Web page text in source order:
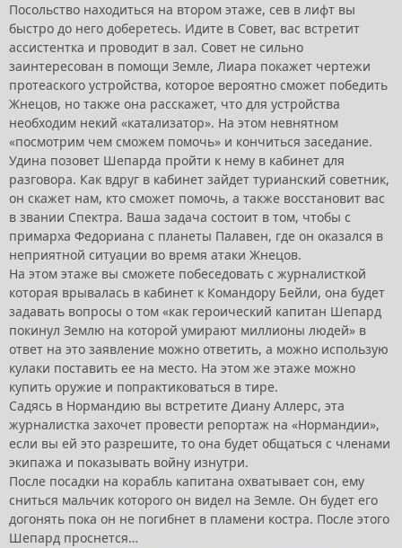
Посольство находиться на втором этаже, сев в лифт вы
быстро до него доберетесь. Идите в Совет, вас встретит
ассистентка и проводит в зал. Совет не сильно
заинтересован в помощи Земле, Лиара покажет чертежи
протеаского устройства, которое вероятно сможет победить
Жнецов, но также она расскажет, что для устройства
необходим некий «катализатор». На этом невнятном
«посмотрим чем сможем помочь» и кончиться заседание.
Удина позовет Шепарда пройти к нему в кабинет для
разговора. Как вдруг в кабинет зайдет турианский советник,
он скажет нам, кто сможет помочь, а также восстановит вас
в звании Спектра. Ваша задача состоит в том, чтобы с
примарха Федориана с планеты Палавен, где он оказался в
неприятной ситуации во время атаки Жнецов.
На этом этаже вы сможете побеседовать с журналисткой
которая врывалась в кабинет к Командору Бейли, она будет
задавать вопросы о том «как героический капитан Шепард
покинул Землю на которой умирают миллионы людей» в
ответ на это заявление можно ответить, а можно использую
кулаки поставить ее на место. На этом же этаже можно
купить оружие и попрактиковаться в тире.
Садясь в Нормандию вы встретите Диану Аллерс, эта
журналистка захочет провести репортаж на «Нормандии»,
если вы ей это разрешите, то она будет общаться с членами
экипажа и показывать войну изнутри.
После посадки на корабль капитана охватывает сон, ему
сниться мальчик которого он видел на Земле. Он будет его
догонять пока он не погибнет в пламени костра. После этого
Шепард проснется…